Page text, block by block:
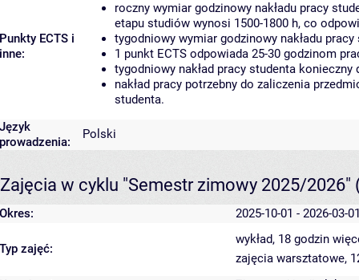
Punkty ECTS i
inne:
roczny wymiar godzinowy nakładu pracy
etapu studiów wynosi 1500-1800 h, co
tygodniowy wymiar godzinowy nakładu
1 punkt ECTS odpowiada 25-30 godzinom
tygodniowy nakład pracy studenta
nakład pracy potrzebny do zaliczenia
studenta.
Język
prowadzenia:
Polski
Zajęcia w cyklu "Semestr zimowy 2025/2026"
Okres: 2025-10-01 - 2026-03-
Typ zajęć:
wykład, 18 godzin
zajęcia warsztatowe,